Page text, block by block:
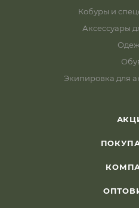
Кобуры и
Аксессуары
Экипировка для